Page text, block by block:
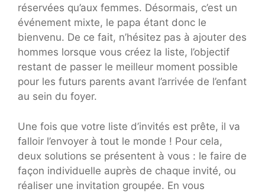
réservées qu’aux femmes. Désormais, c’est un
événement mixte, le papa étant donc le
bienvenu. De ce fait, n’hésitez pas à ajouter des
hommes lorsque vous créez la liste, l’objectif
restant de passer le meilleur moment possible
pour les futurs parents avant l’arrivée de l’enfant
au sein du foyer.
Une fois que votre liste d’invités est prête, il va
falloir l’envoyer à tout le monde ! Pour cela,
deux solutions se présentent à vous : le faire de
façon individuelle auprès de chaque invité, ou
réaliser une invitation groupée. En vous